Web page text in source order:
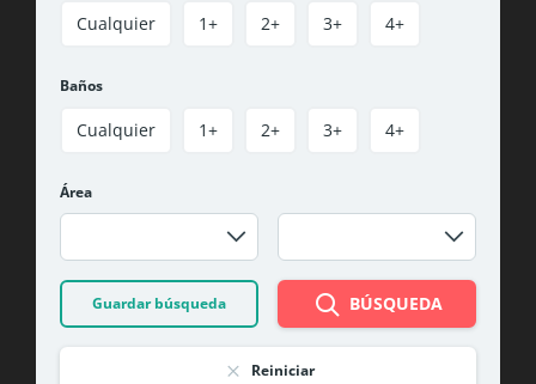
Cualquier 1+ 2+ 3+ 4+
Baños
Cualquier 1+ 2+ 3+ 4+
Área
Guardar búsqueda BÚSQUEDA
Reiniciar